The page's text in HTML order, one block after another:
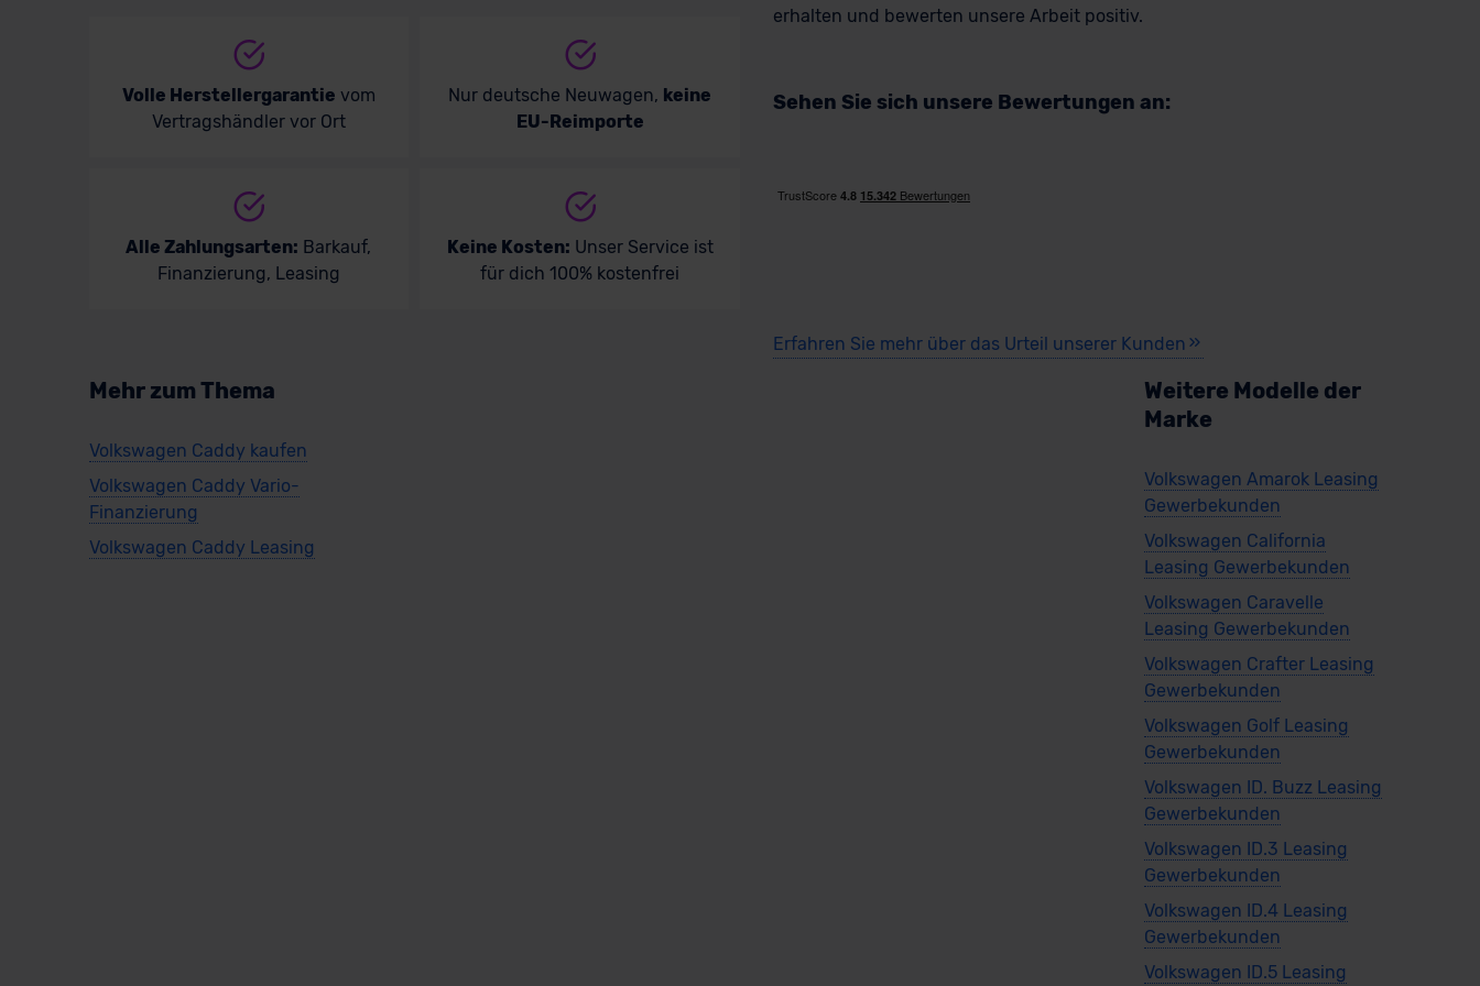
Bald verfügbar
VW Caddy Maxi Plug-in-Hybrid ENERGY
Verkauf startet in Kürze
Volle Herstellergarantie vom
Vertragshändler vor Ort
Nur deutsche Neuwagen, keine
EU-Reimporte
Alle Zahlungsarten: Barkauf,
Finanzierung, Leasing
Keine Kosten: Unser Service ist
für dich 100% kostenfrei
erhalten und bewerten unsere Arbeit positiv.
Sehen Sie sich unsere Bewertungen an:
Erfahren Sie mehr über das Urteil unserer Kunden
Mehr zum Thema
Volkswagen Caddy kaufen
Volkswagen Caddy Vario-
Finanzierung
Volkswagen Caddy Leasing
Weitere Modelle der
Marke
Volkswagen Amarok Leasing
Gewerbekunden
Volkswagen California
Leasing Gewerbekunden
Volkswagen Caravelle
Leasing Gewerbekunden
Volkswagen Crafter Leasing
Gewerbekunden
Volkswagen Golf Leasing
Gewerbekunden
Volkswagen ID. Buzz Leasing
Gewerbekunden
Volkswagen ID.3 Leasing
Gewerbekunden
Volkswagen ID.4 Leasing
Gewerbekunden
Volkswagen ID.5 Leasing